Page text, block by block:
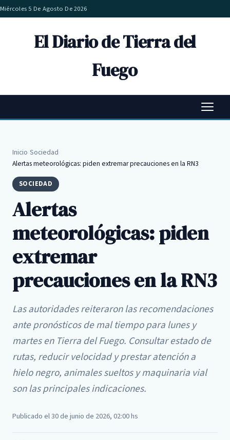
Miércoles 5 De Agosto De 2026
El Diario de Tierra del
Fuego
Inicio Sociedad
Alertas meteorológicas: piden extremar precauciones en la RN3
SOCIEDAD
Alertas
meteorológicas: piden
extremar
precauciones en la RN3
Las autoridades reiteraron las recomendaciones
ante pronósticos de mal tiempo para lunes y
martes en Tierra del Fuego. Consultar estado de
rutas, reducir velocidad y prestar atención a
hielo negro, animales sueltos y maquinaria vial
son las principales indicaciones.
Publicado el 30 de junio de 2026, 02:00 hs